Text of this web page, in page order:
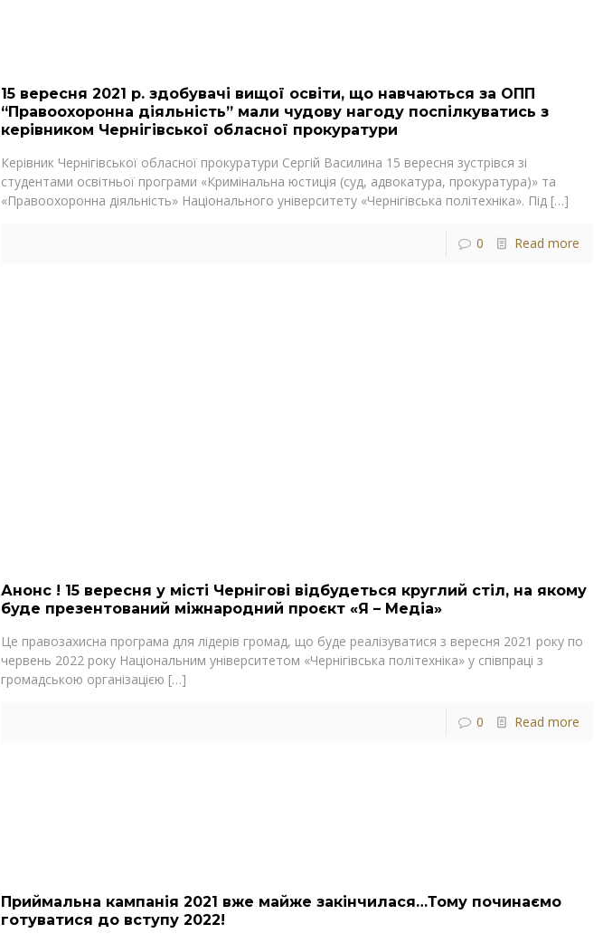
15 вересня 2021 р. здобувачі вищої освіти, що навчаються за ОПП
“Правоохоронна діяльність” мали чудову нагоду поспілкуватись з
керівником Чернігівської обласної прокуратури
Керівник Чернігівської обласної прокуратури Сергій Василина 15 вересня зустрівся зі
студентами освітньої програми «Кримінальна юстиція (суд, адвокатура, прокуратура)» та
«Правоохоронна діяльність» Національного університету «Чернігівська політехніка». Під[…]
0 Read more
Анонс ! 15 вересня у місті Чернігові відбудеться круглий стіл, на якому
буде презентований міжнародний проєкт «Я – Медіа»
Це правозахисна програма для лідерів громад, що буде реалізуватися з вересня 2021 року по
червень 2022 року Національним університетом «Чернігівська політехніка» у співпраці з
громадською організацією […]
0 Read more
Приймальна кампанія 2021 вже майже закінчилася…Тому починаємо
готуватися до вступу 2022!